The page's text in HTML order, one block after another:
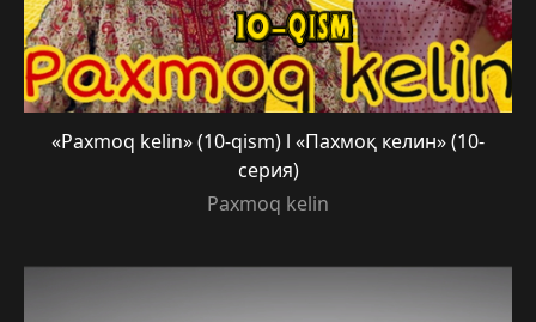
«Paxmoq kelin» (10-qism) l «Пахмоқ келин» (10-
серия)
Paxmoq kelin